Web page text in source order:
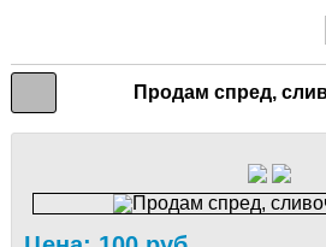
Продам спред,